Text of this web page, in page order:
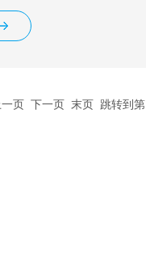
页 下一页 末页 跳转到第